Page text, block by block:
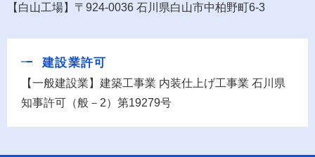
【白山工場】〒924-0036 石川県白山市中柏野町6-3
建設業許可
【一般建設業】建築工事業 内装仕上げ工事業 石川県
知事許可（般－2）第19279号